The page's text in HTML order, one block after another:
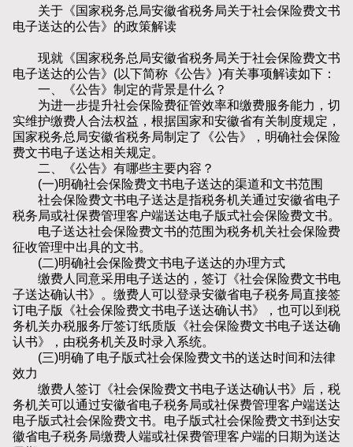
关于《国家税务总局安徽省税务局关于社会保险费文书
电子送达的公告》的政策解读
现就《国家税务总局安徽省税务局关于社会保险费文书
电子送达的公告》(以下简称《公告》)有关事项解读如下：
一、《公告》制定的背景是什么？
为进一步提升社会保险费征管效率和缴费服务能力，切
实维护缴费人合法权益，根据国家和安徽省有关制度规定，
国家税务总局安徽省税务局制定了《公告》，明确社会保险
费文书电子送达相关规定。
二、《公告》有哪些主要内容？
(一)明确社会保险费文书电子送达的渠道和文书范围
社会保险费文书电子送达是指税务机关通过安徽省电子
税务局或社保费管理客户端送达电子版式社会保险费文书。
电子送达社会保险费文书的范围为税务机关社会保险费
征收管理中出具的文书。
(二)明确社会保险费文书电子送达的办理方式
缴费人同意采用电子送达的，签订《社会保险费文书电
子送达确认书》。缴费人可以登录安徽省电子税务局直接签
订电子版《社会保险费文书电子送达确认书》，也可以到税
务机关办税服务厅签订纸质版《社会保险费文书电子送达确
认书》，由税务机关及时录入系统。
(三)明确了电子版式社会保险费文书的送达时间和法律
效力
缴费人签订《社会保险费文书电子送达确认书》后，税
务机关可以通过安徽省电子税务局或社保费管理客户端送达
电子版式社会保险费文书。电子版式社会保险费文书到达安
徽省电子税务局缴费人端或社保费管理客户端的日期为送达